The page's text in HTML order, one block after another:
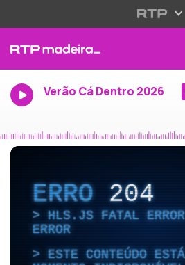
Verão Cá Dentro 2026
ERRO204
HLS.JS FATAL
ERROR
ESTE CONTEÚDO